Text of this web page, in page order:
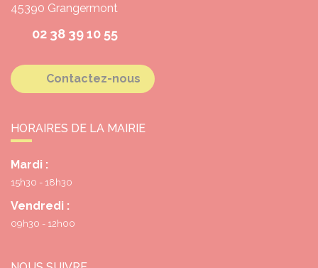
45390 Grangermont
02 38 39 10 55
Contactez-nous
HORAIRES DE LA MAIRIE
Mardi :
15h30 - 18h30
Vendredi :
09h30 - 12h00